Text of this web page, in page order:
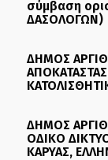
σύμβαση
ΔΑΣΟΛΟΓΩΝ)
ΔΗΜΟΣ
ΔΗΜΟΣ
ΟΔΙΚΟ
ΚΑΡΥΑΣ,